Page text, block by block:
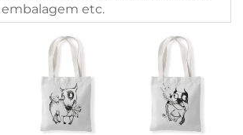
embalagem etc.